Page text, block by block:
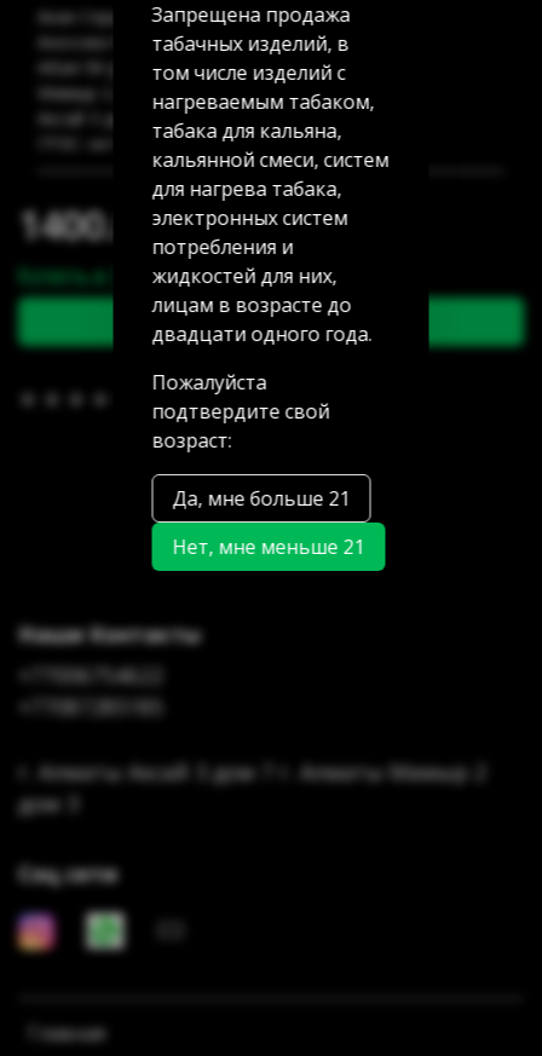
В избранное
1400.00 тг
Купить в 1 клик
В корзину
Акан Серы 20/5: 20 шт
Аносова 91: 8 шт
Абая 58 (уг Манаса): 13 шт
Мамыр 2 дом 3: 28 шт
Аксай 3 дом 7: 17 шт
ГРЭС: нет в наличии
Главная
Наши Контакты
+77006754622
+77087285185
г. Алматы Аксай 3 дом 7 г. Алматы Мамыр 2
дом 3
Соц сети
Запрещена продажа
табачных изделий, в
том числе изделий с
нагреваемым табаком,
табака для кальяна,
кальянной смеси, систем
для нагрева табака,
электронных систем
потребления и
жидкостей для них,
лицам в возрасте до
двадцати одного года.
Пожалуйста
подтвердите свой
возраст:
Да, мне больше 21
Нет, мне меньше 21